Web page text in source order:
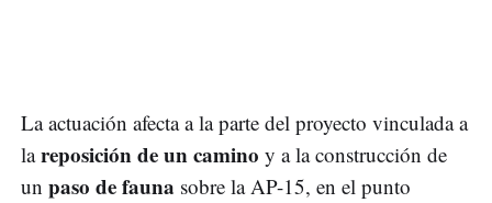
La actuación afecta a la parte del proyecto vinculada a
lareposición de un camino y a la construcción de
un paso de fauna sobre la AP-15, en el punto